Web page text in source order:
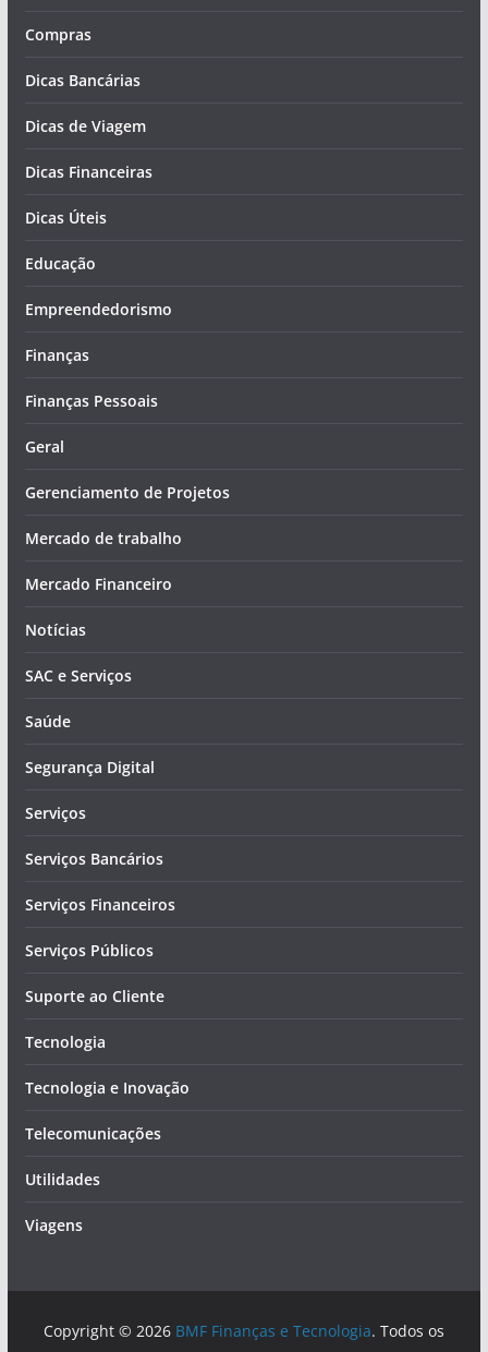
Compras
Dicas Bancárias
Dicas de Viagem
Dicas Financeiras
Dicas Úteis
Educação
Empreendedorismo
Finanças
Finanças Pessoais
Geral
Gerenciamento de Projetos
Mercado de trabalho
Mercado Financeiro
Notícias
SAC e Serviços
Saúde
Segurança Digital
Serviços
Serviços Bancários
Serviços Financeiros
Serviços Públicos
Suporte ao Cliente
Tecnologia
Tecnologia e Inovação
Telecomunicações
Utilidades
Viagens
Copyright © 2026 BMF Finanças e Tecnologia. Todos os